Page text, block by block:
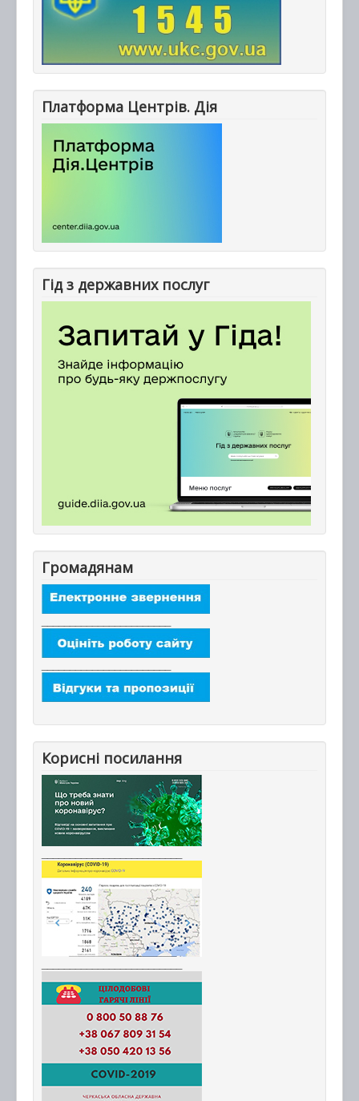
Платформа Центрів. Дія
Гід з державних послуг
Громадянам
Корисні посилання